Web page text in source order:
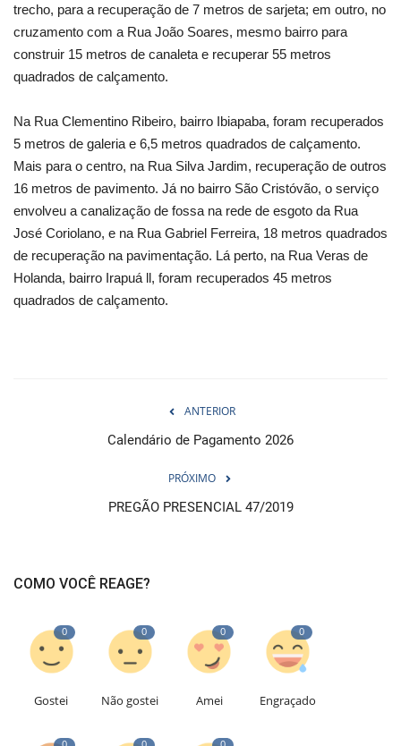
trecho, para a recuperação de 7 metros de sarjeta; em outro, no
cruzamento com a Rua João Soares, mesmo bairro para
construir 15 metros de canaleta e recuperar 55 metros
quadrados de calçamento.
Na Rua Clementino Ribeiro, bairro Ibiapaba, foram recuperados
5 metros de galeria e 6,5 metros quadrados de calçamento.
Mais para o centro, na Rua Silva Jardim, recuperação de outros
16 metros de pavimento. Já no bairro São Cristóvão, o serviço
envolveu a canalização de fossa na rede de esgoto da Rua
José Coriolano, e na Rua Gabriel Ferreira, 18 metros quadrados
de recuperação na pavimentação. Lá perto, na Rua Veras de
Holanda, bairro Irapuá ll, foram recuperados 45 metros
quadrados de calçamento.
ANTERIOR
Calendário de Pagamento 2026
PRÓXIMO
PREGÃO PRESENCIAL 47/2019
COMO VOCÊ REAGE?
0
Gostei
0
Não gostei
0
Amei
0
Engraçado